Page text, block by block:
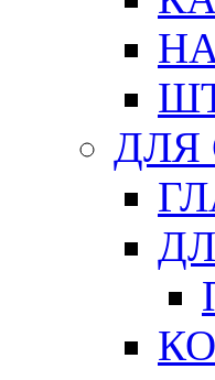
ДЛЯ